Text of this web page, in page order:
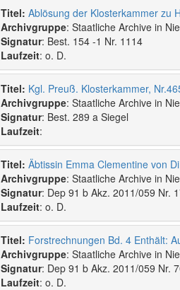
Titel: Ablösung der Klosterkammer zu
Archivgruppe: Staatliche Archive in
Signatur: Best. 154 -1 Nr. 1114
Laufzeit: o. D.
Titel:
Archivgruppe: Staatliche Archive in
Signatur: Best. 289 a Siegel
Laufzeit:
Titel:
Archivgruppe: Staatliche Archive in
Signatur: Dep 91 b Akz. 2011/059 Nr.
Laufzeit: o. D.
Titel:
Archivgruppe: Staatliche Archive in
Signatur: Dep 91 b Akz. 2011/059 Nr.
Laufzeit: o. D.